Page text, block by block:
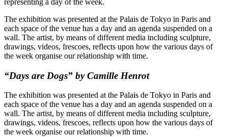
The exhibition was presented at the Palais de Tokyo in Paris and
each space of the venue has a day and an agenda suspended on a
wall. The artist, by means of different media including sculpture,
drawings, videos, frescoes, reflects upon how the various days of
the week organise our relationship with time.
“Days are Dogs” by Camille Henrot
The exhibition was presented at the Palais de Tokyo in Paris and
each space of the venue has a day and an agenda suspended on a
wall. The artist, by means of different media including sculpture,
drawings, videos, frescoes, reflects upon how the various days of
the week organise our relationship with time.